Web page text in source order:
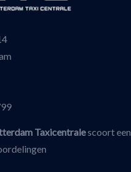
Taxicentralescoort een